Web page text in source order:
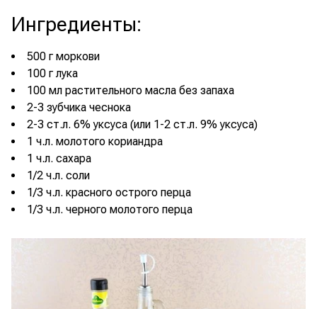
Ингредиенты:
500 г моркови
100 г лука
100 мл растительного масла без запаха
2-3 зубчика чеснока
2-3 ст.л. 6% уксуса (или 1-2 ст.л. 9% уксуса)
1 ч.л. молотого кориандра
1 ч.л. сахара
1/2 ч.л. соли
1/3 ч.л. красного острого перца
1/3 ч.л. черного молотого перца